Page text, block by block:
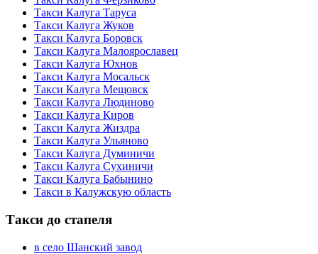
Такси Калуга Таруса
Такси Калуга Жуков
Такси Калуга Боровск
Такси Калуга Малоярославец
Такси Калуга Юхнов
Такси Калуга Мосальск
Такси Калуга Мещовск
Такси Калуга Людиново
Такси Калуга Киров
Такси Калуга Жиздра
Такси Калуга Ульяново
Такси Калуга Думиничи
Такси Калуга Сухиничи
Такси Калуга Бабынино
Такси в Калужскую область
Такси до стапеля
в село Шанский завод